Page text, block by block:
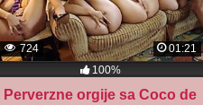
724
01:21
100%
Perverzne orgije sa Coco de